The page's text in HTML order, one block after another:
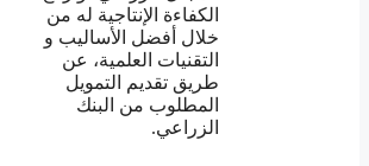
الكفاءة الإنتاجية له من
خلال أفضل الأساليب و
التقنيات العلمية، عن
طريق تقديم التمويل
المطلوب من البنك
الزراعي.